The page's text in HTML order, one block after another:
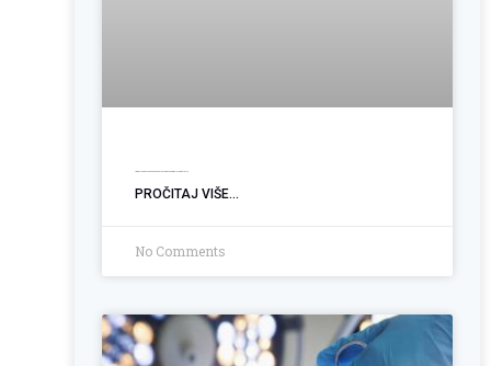
PROČITAJ VIŠE...
No Comments